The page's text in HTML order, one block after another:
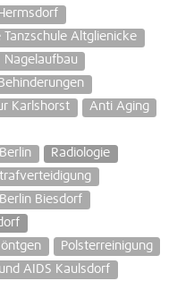
Tanzschule Altglienicke
Nagelaufbau
Karlshorst
Anti Aging
Radiologie
Biesdorf
Polsterreinigung
AIDS Kaulsdorf